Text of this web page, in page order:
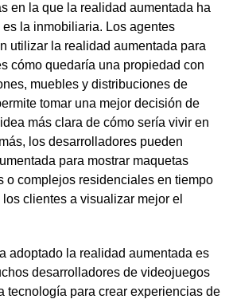
en la que la realidad aumentada ha
la inmobiliaria. Los agentes
utilizar la realidad aumentada para
cómo quedaría una propiedad con
muebles y distribuciones de
tomar una mejor decisión de
más clara de cómo sería vivir en
los desarrolladores pueden
para mostrar maquetas
o complejos residenciales en tiempo
clientes a visualizar mejor el
adoptado la realidad aumentada es
desarrolladores de videojuegos
tecnología para crear experiencias de